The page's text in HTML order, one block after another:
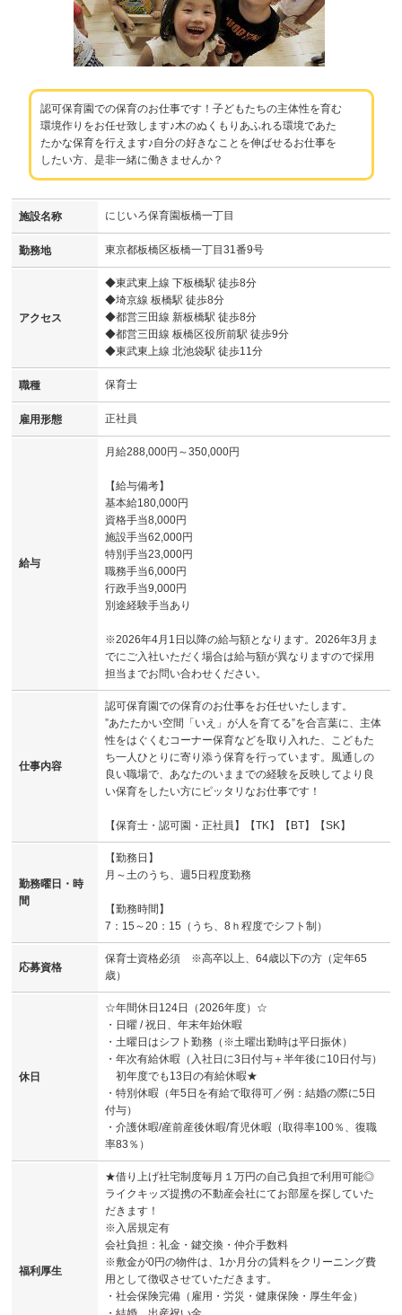
認可保育園での保育のお仕事です！子どもたちの主体性を育む
環境作りをお任せ致します♪木のぬくもりあふれる環境であた
たかな保育を行えます♪自分の好きなことを伸ばせるお仕事を
したい方、是非一緒に働きませんか？
施設名称 にじいろ保育園板橋一丁目
勤務地 東京都板橋区板橋一丁目31番9号
アクセス
◆東武東上線 下板橋駅 徒歩8分
◆埼京線 板橋駅 徒歩8分
◆都営三田線 新板橋駅 徒歩8分
◆都営三田線 板橋区役所前駅 徒歩9分
◆東武東上線 北池袋駅 徒歩11分
職種 保育士
雇用形態 正社員
給与
月給288,000円～350,000円
【給与備考】
基本給180,000円
資格手当8,000円
施設手当62,000円
特別手当23,000円
職務手当6,000円
行政手当9,000円
別途経験手当あり
※2026年4月1日以降の給与額となります。2026年3月ま
でにご入社いただく場合は給与額が異なりますので採用
担当までお問い合わせください。
仕事内容
認可保育園での保育のお仕事をお任せいたします。
”あたたかい空間「いえ」が人を育てる”を合言葉に、主体
性をはぐくむコーナー保育などを取り入れた、こどもた
ち一人ひとりに寄り添う保育を行っています。風通しの
良い職場で、あなたのいままでの経験を反映してより良
い保育をしたい方にピッタリなお仕事です！
【保育士・認可園・正社員】【TK】【BT】【SK】
勤務曜日・時
間
【勤務日】
月～土のうち、週5日程度勤務
【勤務時間】
7：15～20：15（うち、8ｈ程度でシフト制）
応募資格
保育士資格必須 ※高卒以上、64歳以下の方（定年65
歳）
休日
☆年間休日124日（2026年度）☆
・日曜 / 祝日、年末年始休暇
・土曜日はシフト勤務（※土曜出勤時は平日振休）
・年次有給休暇（入社日に3日付与＋半年後に10日付与）
初年度でも13日の有給休暇★
・特別休暇（年5日を有給で取得可／例：結婚の際に5日
付与）
・介護休暇/産前産後休暇/育児休暇（取得率100％、復職
率83％）
福利厚生
★借り上げ社宅制度毎月１万円の自己負担で利用可能◎
ライクキッズ提携の不動産会社にてお部屋を探していた
だきます！
※入居規定有
会社負担：礼金・鍵交換・仲介手数料
※敷金が0円の物件は、1か月分の賃料をクリーニング費
用として徴収させていただきます。
・社会保険完備（雇用・労災・健康保険・厚生年金）